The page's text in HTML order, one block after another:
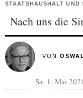
STAATSHAUSHALT UND
Nach uns die
VON
Sa, 1. Mai